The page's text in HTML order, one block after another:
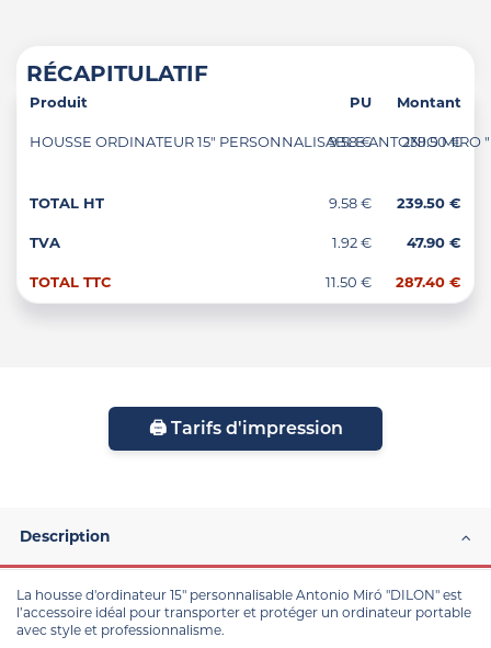
RÉCAPITULATIF
Produit PU Montant
HOUSSE ORDINATEUR 15" PERSONNALISABLE ANTONIO MIRO
9.58 € 239.50 €
TOTAL HT 9.58 € 239.50 €
TVA 1.92 € 47.90 €
TOTAL TTC 11.50 € 287.40 €
🖨️ Tarifs d'impression
Description
La housse d'ordinateur 15" personnalisable Antonio Miró "DILON" est
l’accessoire idéal pour transporter et protéger un ordinateur portable
avec style et professionnalisme.